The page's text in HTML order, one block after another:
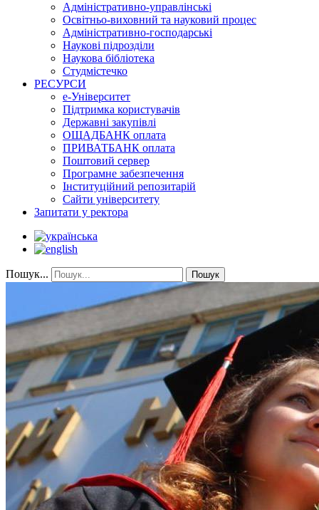
Адміністративно-управлінські
Освітньо-виховний та науковий процес
Адміністративно-господарські
Наукові підрозділи
Наукова бібліотека
Студмістечко
РЕСУРСИ
е-Університет
Підтримка користувачів
Державні закупівлі
ОЩАДБАНК оплата
ПРИВАТБАНК оплата
Поштовий сервер
Програмне забезпечення
Інституційний репозитарій
Сайти університету
Запитати у ректора
Пошук... Пошук